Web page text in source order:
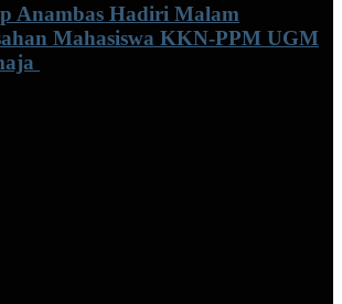
Anambas Hadiri Malam
Mahasiswa KKN-PPM UGM